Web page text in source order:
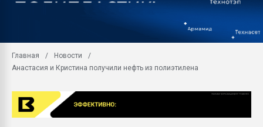
заводу пластмасс"
28.07.2026
Главная
Новости
Анастасия и Кристина получили нефть из полиэтилена